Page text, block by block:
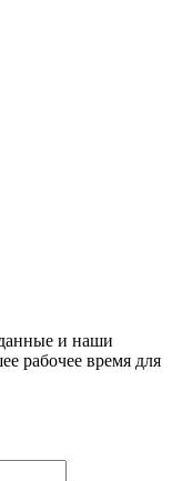
и наши
рабочее время для